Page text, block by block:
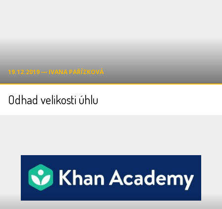
19.12.2019 ― IVANA PAŘÍZKOVÁ
Odhad velikosti úhlu